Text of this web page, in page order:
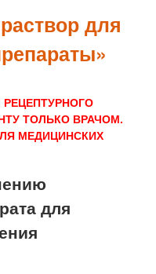
для
ТОЛЬКО ВРАЧОМ.
МЕДИЦИНСКИХ
для